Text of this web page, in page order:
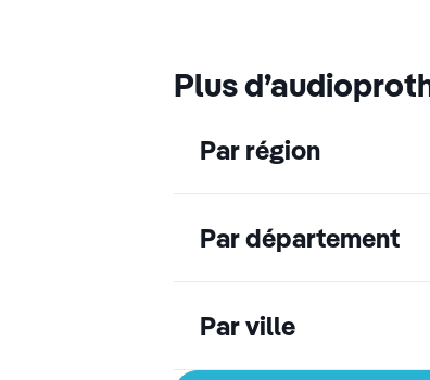
Plus
Par région
Par département
Par ville